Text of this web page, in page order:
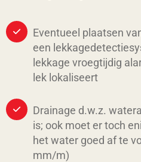
Eventueel plaatsen
een
lekkage vroegtijdig
lek lokaliseert
Drainage d.w.z.
is; ook moet er toch
het water goed af te
mm/m)